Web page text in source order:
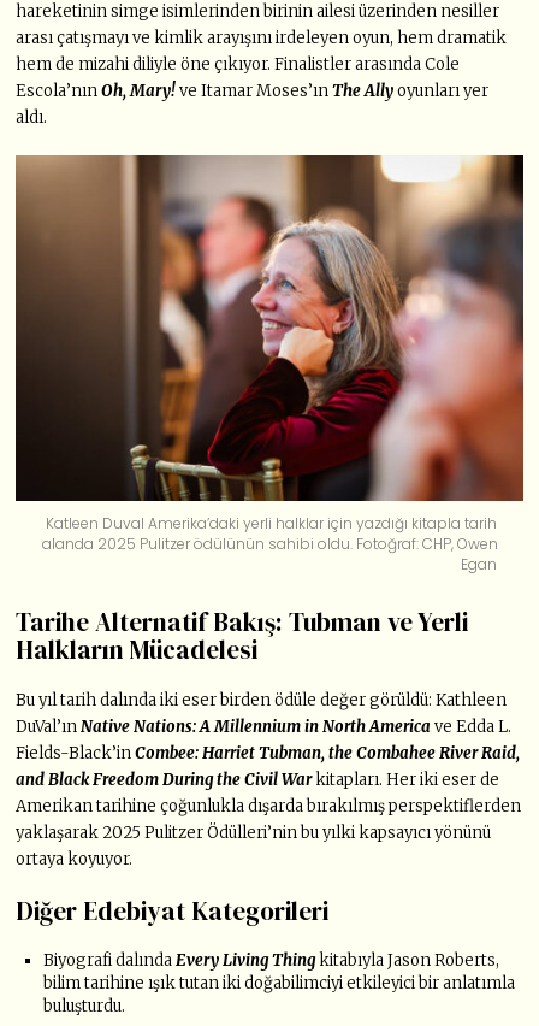
hareketinin simge isimlerinden birinin ailesi üzerinden nesiller
arası çatışmayı ve kimlik arayışını irdeleyen oyun, hem dramatik
hem de mizahi diliyle öne çıkıyor. Finalistler arasında Cole
Escola’nınOh, Mary!ve Itamar Moses’ınThe Allyoyunları yer
aldı.
Katleen Duval Amerika’daki yerli halklar için yazdığı kitapla tarih
alanda 2025 Pulitzer ödülünün sahibi oldu. Fotoğraf: CHP, Owen
Egan
Tarihe Alternatif Bakış: Tubman ve Yerli
Halkların Mücadelesi
Bu yıl tarih dalında iki eser birden ödüle değer görüldü: Kathleen
DuVal’ınNative Nations: A Millennium in North America ve Edda L.
Fields-Black’inCombee: Harriet Tubman, the Combahee River Raid,
and Black Freedom During the Civil Warkitapları. Her iki eser de
Amerikan tarihine çoğunlukla dışarda bırakılmış perspektiflerden
yaklaşarak 2025 Pulitzer Ödülleri’nin bu yılki kapsayıcı yönünü
ortaya koyuyor.
Diğer Edebiyat Kategorileri
Biyografi dalındaEvery Living Thingkitabıyla Jason Roberts,
bilim tarihine ışık tutan iki doğabilimciyi etkileyici bir anlatımla
buluşturdu.